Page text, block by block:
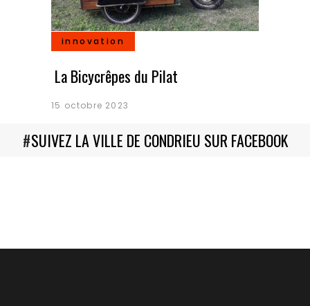
innovation
La Bicycrêpes du Pilat
15 octobre 2023
#SUIVEZ LA VILLE DE CONDRIEU SUR FACEBOOK